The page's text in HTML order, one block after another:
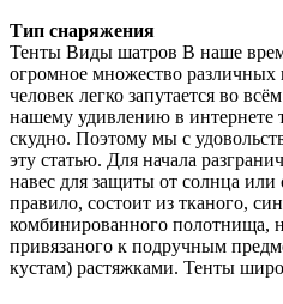
Тип снаряжения
Тенты Виды шатров В наше
огромное множество
человек легко запутается во
нашему удивлению в интернете
скудно. Поэтому мы с
эту статью. Для начала
навес для защиты от солнца
правило, состоит из тканого,
комбинированного полотнища,
привязаного к подручным
кустам) растяжками. Тенты